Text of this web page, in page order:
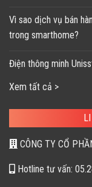
Vì sao dịch vụ bán
trong smarthome?
Điện thông minh
Xem tất cả >
CÔNG TY CỔ
Hotline tư vấn: